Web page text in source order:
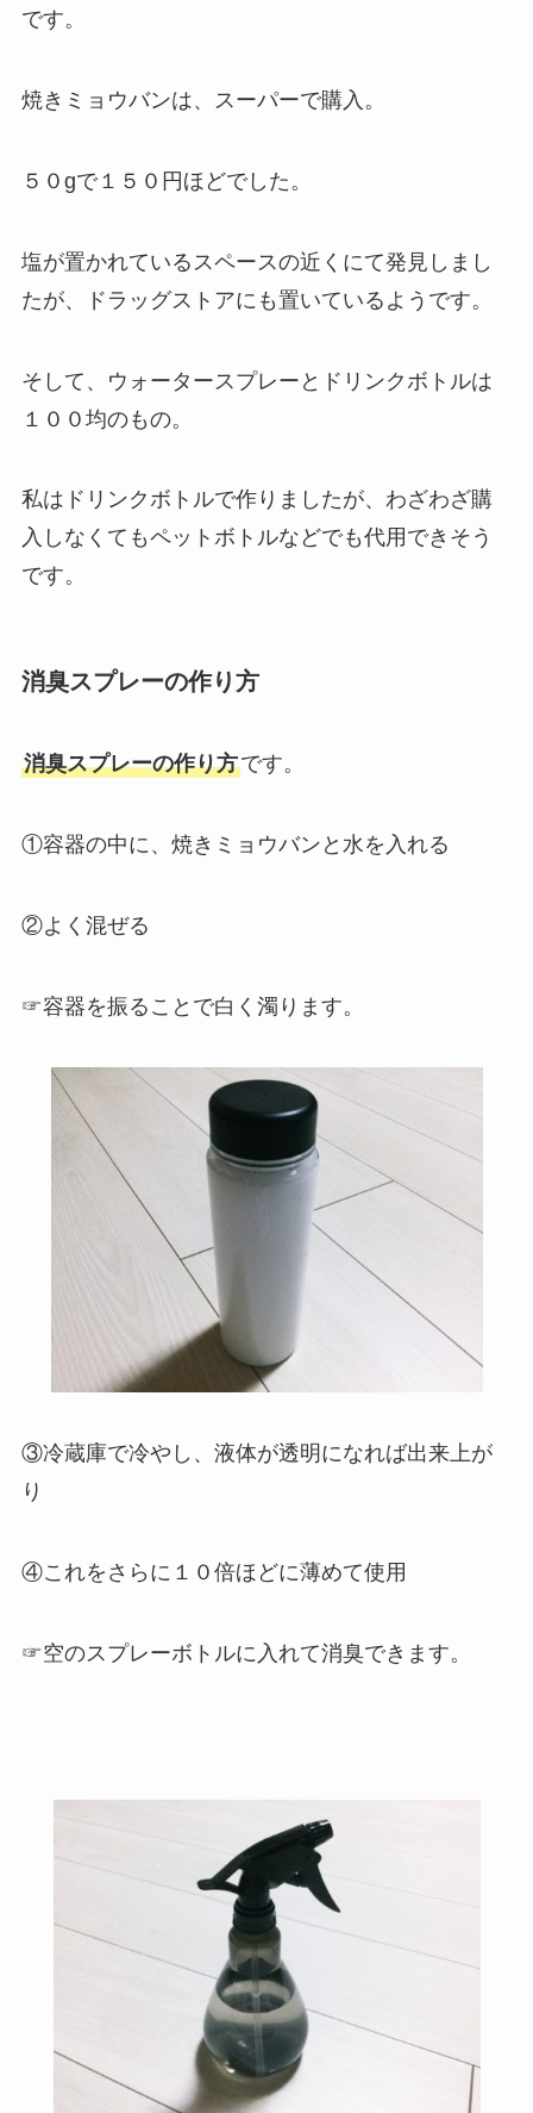
です。
焼きミョウバンは、スーパーで購入。
５０gで１５０円ほどでした。
塩が置かれているスペースの近くにて発見しまし
たが、ドラッグストアにも置いているようです。
そして、ウォータースプレーとドリンクボトルは
１００均のもの。
私はドリンクボトルで作りましたが、わざわざ購
入しなくてもペットボトルなどでも代用できそう
です。
消臭スプレーの作り方
消臭スプレーの作り方です。
①容器の中に、焼きミョウバンと水を入れる
②よく混ぜる
☞容器を振ることで白く濁ります。
③冷蔵庫で冷やし、液体が透明になれば出来上が
り
④これをさらに１０倍ほどに薄めて使用
☞空のスプレーボトルに入れて消臭できます。